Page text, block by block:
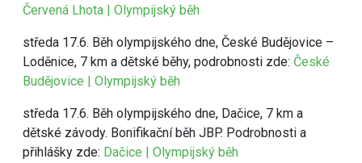
Červená Lhota | Olympijský běh
středa 17.6. Běh olympijského dne, České Budějovice –
Loděnice, 7 km a dětské běhy, podrobnosti zde: České
Budějovice | Olympijský běh
středa 17.6. Běh olympijského dne, Dačice, 7 km a
dětské závody. Bonifikační běh JBP. Podrobnosti a
přihlášky zde: Dačice | Olympijský běh